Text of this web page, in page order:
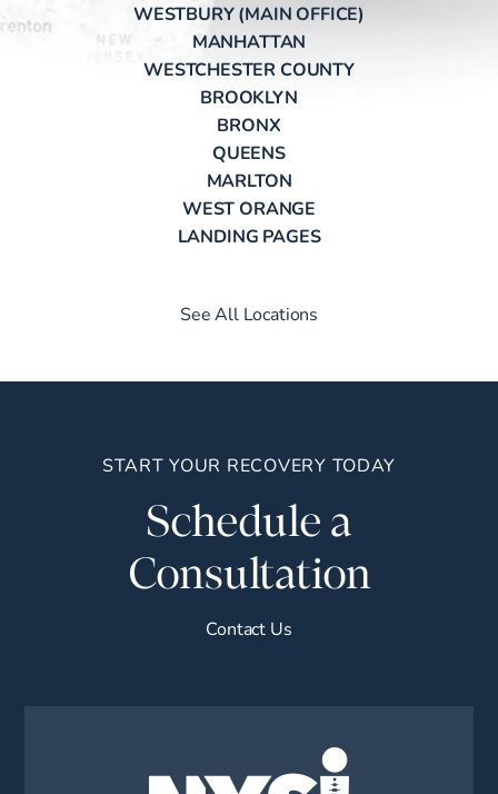
WESTBURY (MAIN OFFICE)
MANHATTAN
WESTCHESTER COUNTY
BROOKLYN
BRONX
QUEENS
MARLTON
WEST ORANGE
LANDING PAGES
See All Locations
START YOUR RECOVERY TODAY
Schedule a
Consultation
Contact Us